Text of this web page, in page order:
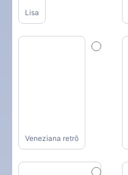
Lisa
Veneziana retrô